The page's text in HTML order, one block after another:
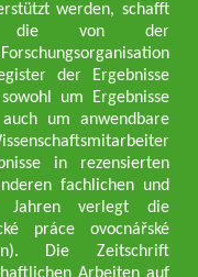
werden, schafft
die von der
der Ergebnisse
um Ergebnisse
um anwendbare
in rezensierten
fachlichen und
Jahren verlegt die
práce ovocnářské
Die Zeitschrift